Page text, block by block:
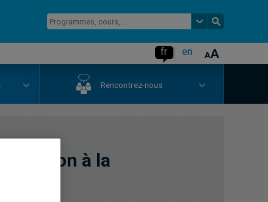
fr en
Rencontrez-nous
à la